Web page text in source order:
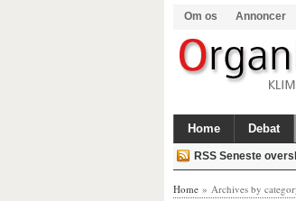
Om os Annoncer
Home Debat
RSS Seneste
Home » Archives by